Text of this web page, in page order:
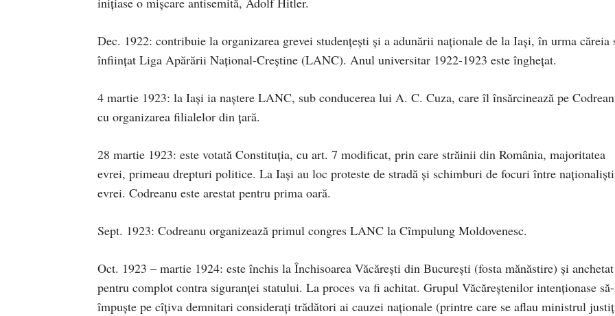
Dec. 1922: contribuie la organizarea grevei studenţeşti şi a adunării naţionale de la Iaşi, în urma căreia
înfiinţat Liga Apărării Naţional-Creştine (LANC). Anul universitar 1922-1923 este îngheţat.
4 martie 1923: la Iaşi ia naştere LANC, sub conducerea lui A. C. Cuza, care îl însărcinează pe
cu organizarea filialelor din ţară.
28 martie 1923: este votată Constituţia, cu art. 7 modificat, prin care străinii din România, majoritatea
evrei, primeau drepturi politice. La Iaşi au loc proteste de stradă şi schimburi de focuri între
evrei. Codreanu este arestat pentru prima oară.
Sept. 1923: Codreanu organizează primul congres LANC la Cîmpulung Moldovenesc.
Oct. 1923 – martie 1924: este închis la Închisoarea Văcăreşti din Bucureşti (fosta mănăstire) şi anchetat
pentru complot contra siguranţei statului. La proces va fi achitat. Grupul Văcăreştenilor intenţionase
împuşte pe cîţiva demnitari consideraţi trădători ai cauzei naţionale (printre care se aflau ministrul